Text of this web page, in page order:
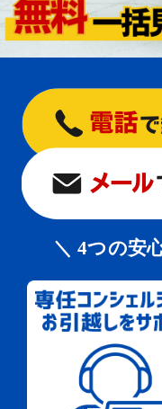
＼ 4つの安